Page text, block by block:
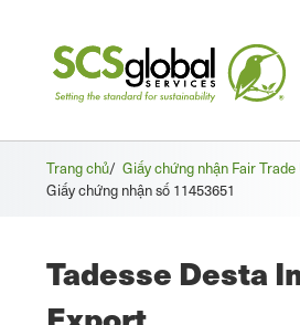
Trang chủ/ Giấy chứng nhận Fair Trade
Giấy chứng nhận số 11453651
Tadesse Desta